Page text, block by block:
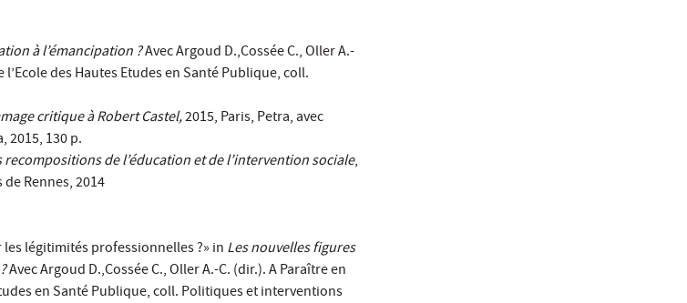
à l’émancipation ?Avec Argoud D.,Cossée C., Oller A.-
des Hautes Etudes en Santé Publique, coll.
critique à Robert Castel,2015, Paris, Petra, avec
2015, 130 p.
de l’éducation et de l’intervention sociale,
Rennes, 2014
légitimités professionnelles ?» in Les nouvelles figures
Avec Argoud D.,Cossée C., Oller A.-C. (dir.). A Paraître en
en Santé Publique, coll. Politiques et interventions